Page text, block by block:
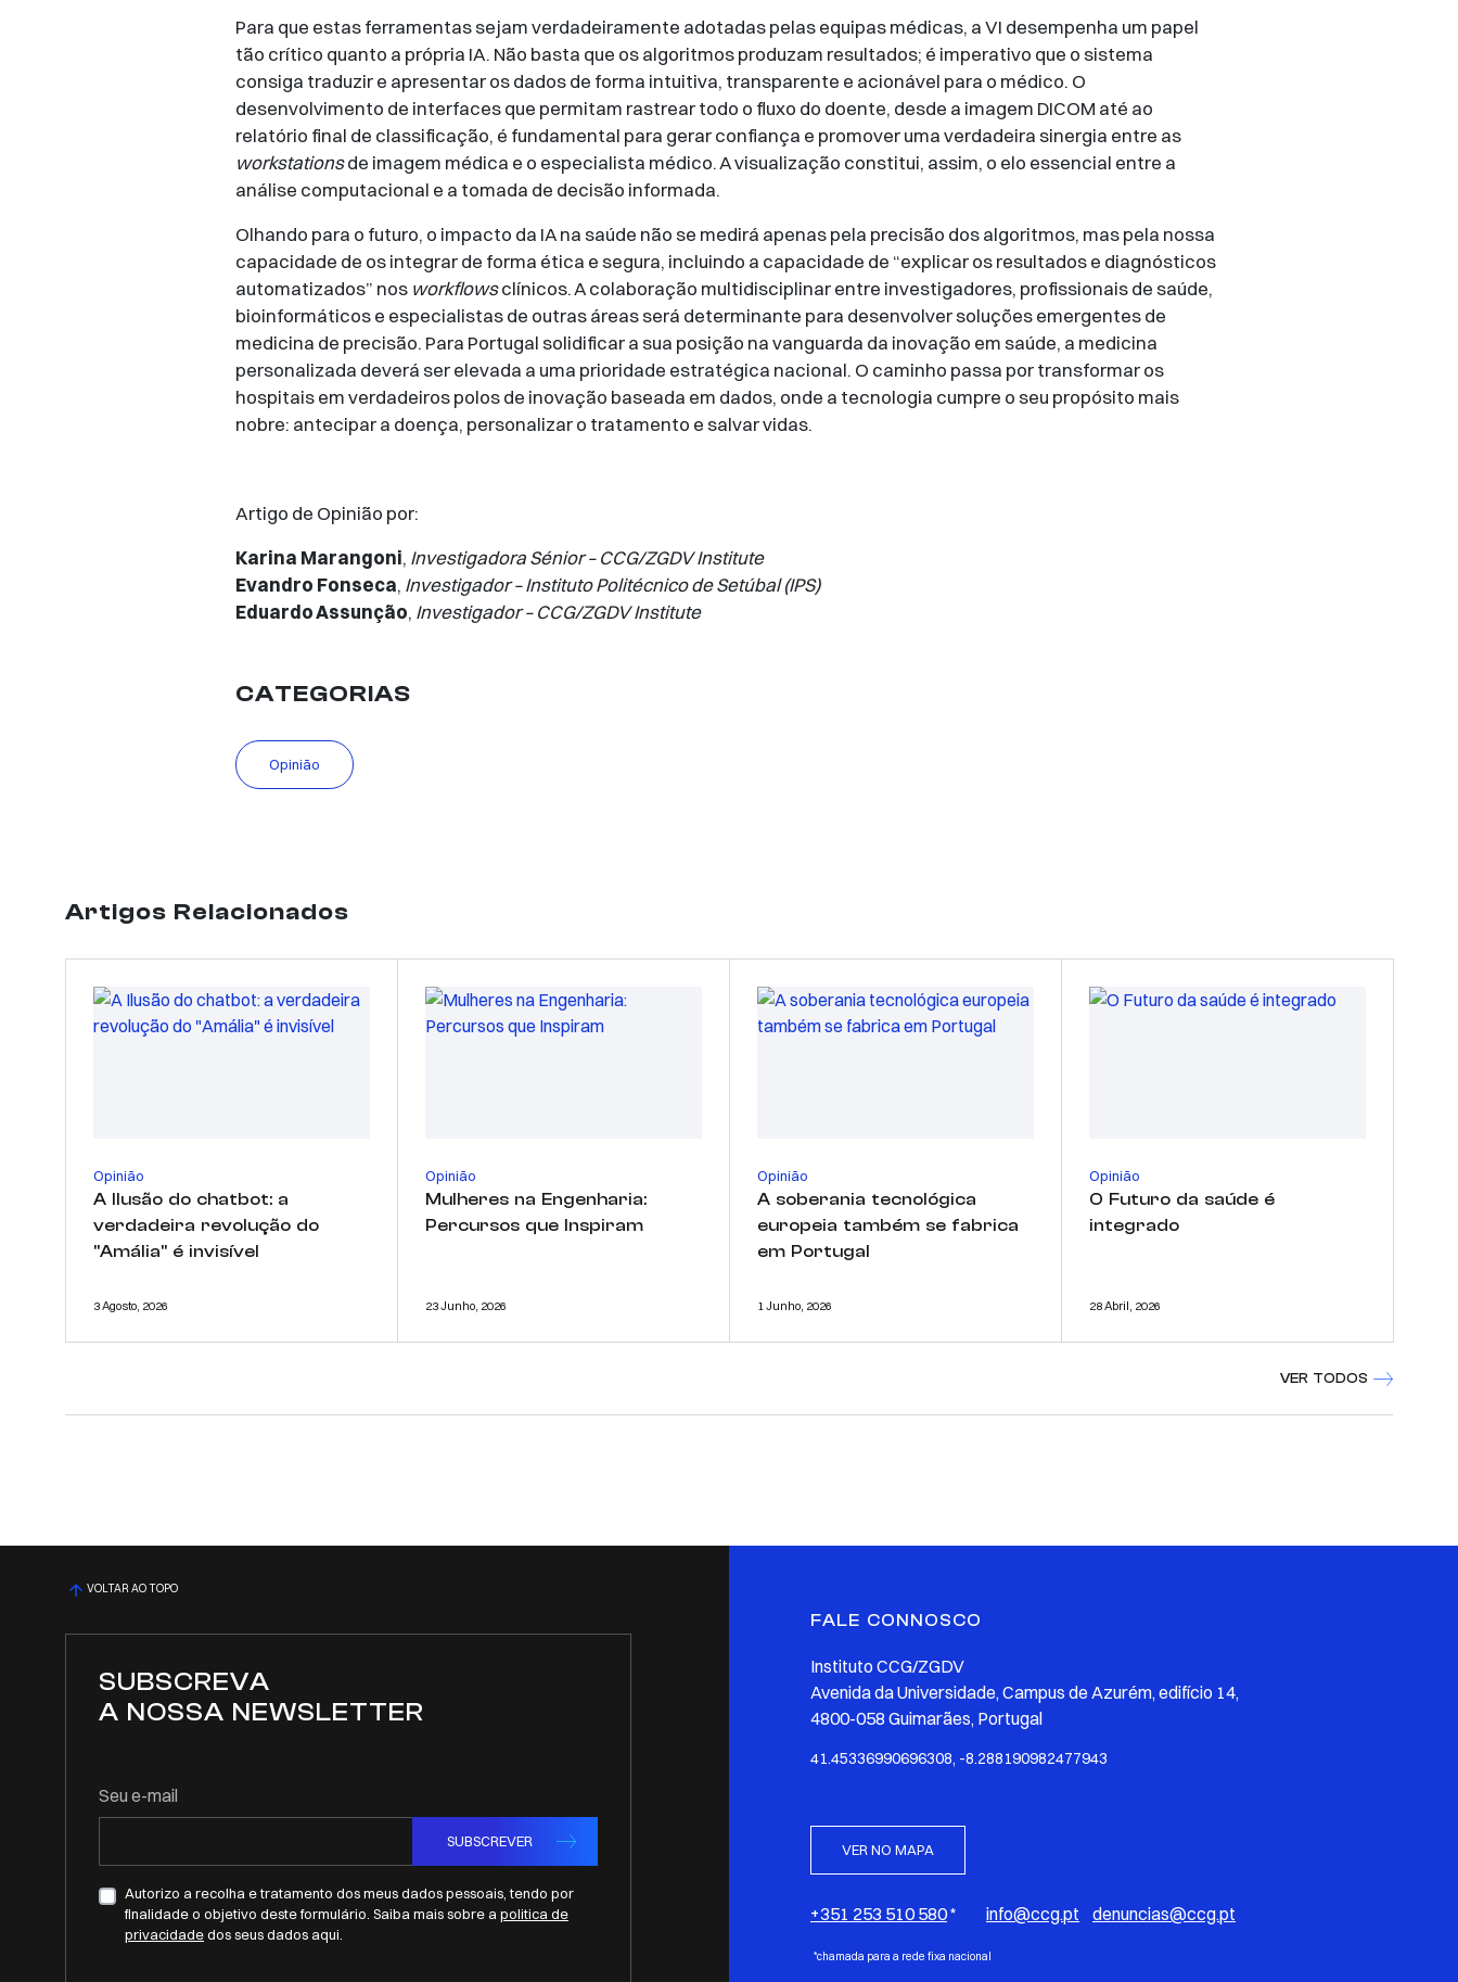
Para que estas ferramentas sejam verdadeiramente adotadas pelas equipas médicas, a VI desempenha um papel
tão crítico quanto a própria IA. Não basta que os algoritmos produzam resultados; é imperativo que o sistema
consiga traduzir e apresentar os dados de forma intuitiva, transparente e acionável para o médico. O
desenvolvimento de interfaces que permitam rastrear todo o fluxo do doente, desde a imagem DICOM até ao
relatório final de classificação, é fundamental para gerar confiança e promover uma verdadeira sinergia entre as
workstationsde imagem médica e o especialista médico. A visualização constitui, assim, o elo essencial entre a
análise computacional e a tomada de decisão informada.
Olhando para o futuro, o impacto da IA na saúde não se medirá apenas pela precisão dos algoritmos, mas pela nossa
capacidade de os integrar de forma ética e segura, incluindo a capacidade de “explicar os resultados e diagnósticos
automatizados” nosworkflowsclínicos. A colaboração multidisciplinar entre investigadores, profissionais de saúde,
bioinformáticos e especialistas de outras áreas será determinante para desenvolver soluções emergentes de
medicina de precisão. Para Portugal solidificar a sua posição na vanguarda da inovação em saúde, a medicina
personalizada deverá ser elevada a uma prioridade estratégica nacional. O caminho passa por transformar os
hospitais em verdadeiros polos de inovação baseada em dados, onde a tecnologia cumpre o seu propósito mais
nobre: antecipar a doença, personalizar o tratamento e salvar vidas.
Artigo de Opinião por:
Karina Marangoni, Investigadora Sénior – CCG/ZGDV Institute
Evandro Fonseca, Investigador – Instituto Politécnico de Setúbal (IPS)
Eduardo Assunção, Investigador – CCG/ZGDV Institute
CATEGORIAS
Opinião
Artigos Relacionados
Opinião
A Ilusão do chatbot: a
verdadeira revolução do
"Amália" é invisível
3 Agosto, 2026
Opinião
Mulheres na Engenharia:
Percursos que Inspiram
23 Junho, 2026
Opinião
A soberania tecnológica
europeia também se fabrica
em Portugal
1 Junho, 2026
Opinião
O Futuro da saúde é
integrado
28 Abril, 2026
VER TODOS
VOLTAR AO TOPO
SUBSCREVA
A NOSSA NEWSLETTER
Seu e-mail
SUBSCREVER
Autorizo a recolha e tratamento dos meus dados pessoais, tendo por
finalidade o objetivo deste formulário. Saiba mais sobre a politica de
privacidadedos seus dados aqui.
FALE CONNOSCO
Instituto CCG/ZGDV
Avenida da Universidade, Campus de Azurém, edifício 14,
4800-058 Guimarães, Portugal
41.45336990696308, -8.288190982477943
VER NO MAPA
+351 253 510 580* info@ccg.pt denuncias@ccg.pt
*chamada para a rede fixa nacional